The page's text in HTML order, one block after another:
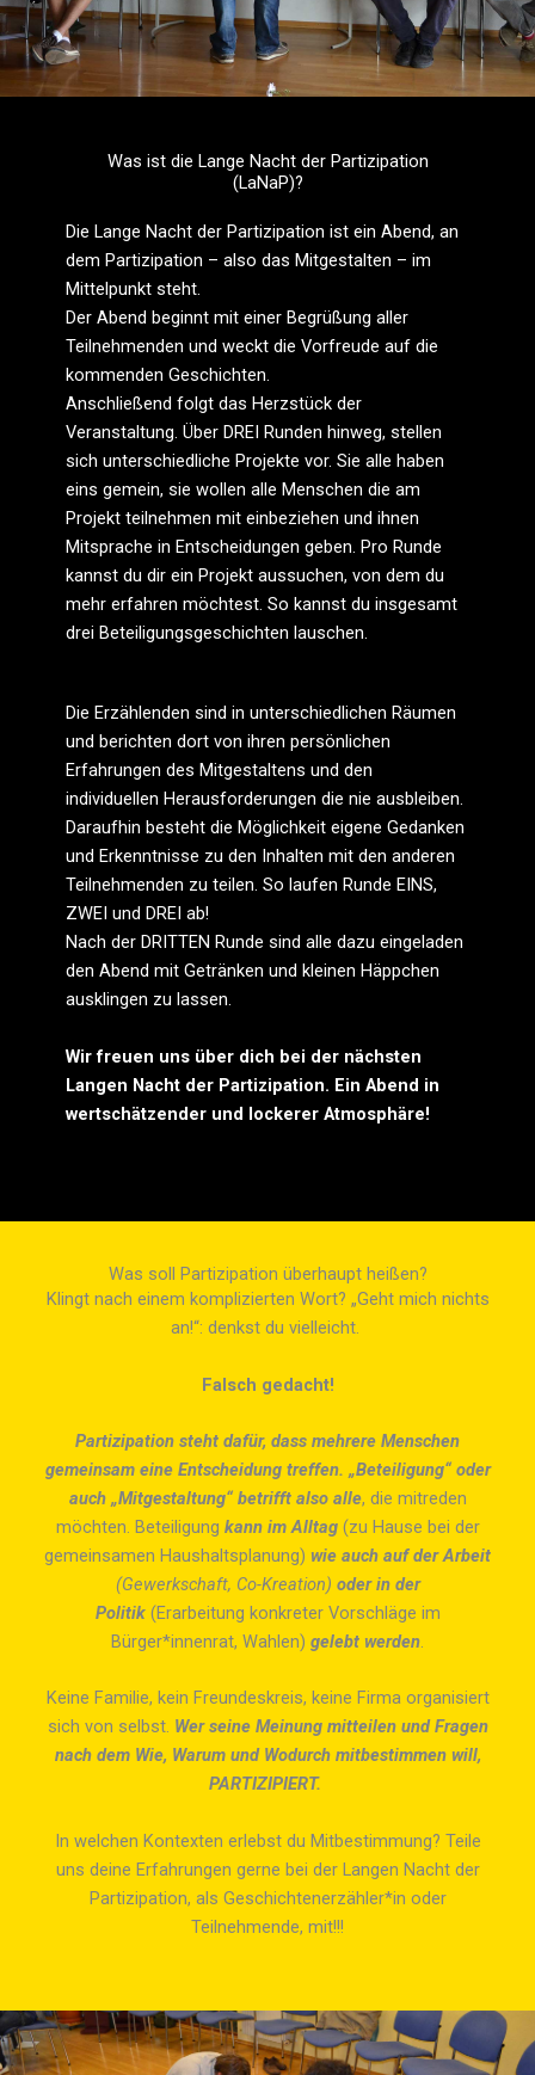
Was ist die Lange Nacht der Partizipation
(LaNaP)?
Die Lange Nacht der Partizipation ist ein Abend, an
dem Partizipation – also das Mitgestalten – im
Mittelpunkt steht.
Der Abend beginnt mit einer Begrüßung aller
Teilnehmenden und weckt die Vorfreude auf die
kommenden Geschichten.
Anschließend folgt das Herzstück der
Veranstaltung. Über DREI Runden hinweg, stellen
sich unterschiedliche Projekte vor. Sie alle haben
eins gemein, sie wollen alle Menschen die am
Projekt teilnehmen mit einbeziehen und ihnen
Mitsprache in Entscheidungen geben. Pro Runde
kannst du dir ein Projekt aussuchen, von dem du
mehr erfahren möchtest. So kannst du insgesamt
drei Beteiligungsgeschichten lauschen.
Die Erzählenden sind in unterschiedlichen Räumen
und berichten dort von ihren persönlichen
Erfahrungen des Mitgestaltens und den
individuellen Herausforderungen die nie ausbleiben.
Daraufhin besteht die Möglichkeit eigene Gedanken
und Erkenntnisse zu den Inhalten mit den anderen
Teilnehmenden zu teilen. So laufen Runde EINS,
ZWEI und DREI ab!
Nach der DRITTEN Runde sind alle dazu eingeladen
den Abend mit Getränken und kleinen Häppchen
ausklingen zu lassen.
Wir freuen uns über dich bei der nächsten
Langen Nacht der Partizipation. Ein Abend in
wertschätzender und lockerer Atmosphäre!
Was soll Partizipation überhaupt heißen?
Klingt nach einem komplizierten Wort? „Geht mich nichts
an!“: denkst du vielleicht.
Falsch gedacht!
Partizipation steht dafür, dass mehrere Menschen
gemeinsam eine Entscheidung treffen. „Beteiligung“ oder
auch „Mitgestaltung“ betrifft also alle, die mitreden
möchten. Beteiligung kann im Alltag(zu Hause bei der
gemeinsamen Haushaltsplanung) wie auch auf der Arbeit
(Gewerkschaft, Co-Kreation) oder in der
Politik(Erarbeitung konkreter Vorschläge im
Bürger*innenrat, Wahlen) gelebt werden.
Keine Familie, kein Freundeskreis, keine Firma organisiert
sich von selbst. Wer seine Meinung mitteilen und Fragen
nach dem Wie, Warum und Wodurch mitbestimmen will,
PARTIZIPIERT.
In welchen Kontexten erlebst du Mitbestimmung? Teile
uns deine Erfahrungen gerne bei der Langen Nacht der
Partizipation, als Geschichtenerzähler*in oder
Teilnehmende, mit!!!